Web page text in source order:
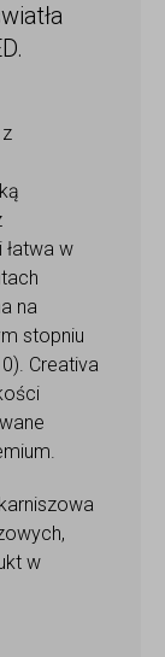
w
na
stopniu
Creativa
w